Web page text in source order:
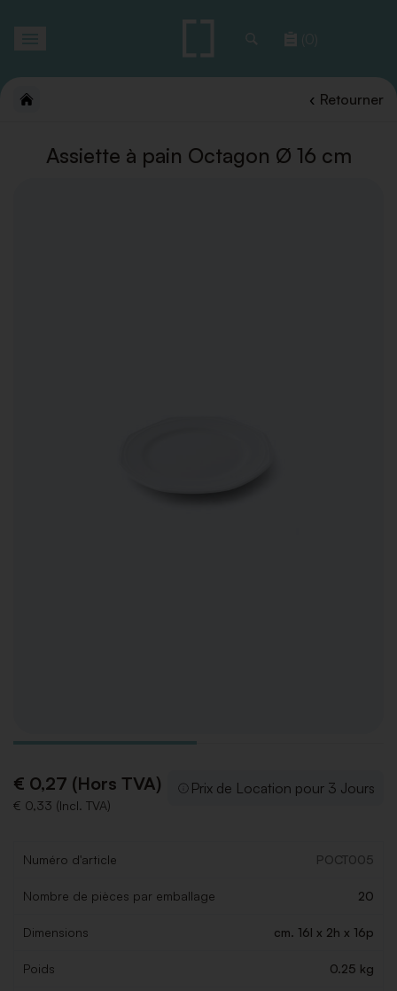
(0)
Retourner
Assiette à pain Octagon Ø 16 cm
€ 0,27 (Hors TVA)
€ 0,33 (Incl. TVA)
Prix de Location pour 3 Jours
Numéro d'article POCT005
Nombre de pièces par emballage 20
Dimensions cm. 16l x 2h x 16p
Poids 0.25 kg